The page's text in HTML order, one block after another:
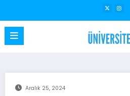
Aralık 25, 2024